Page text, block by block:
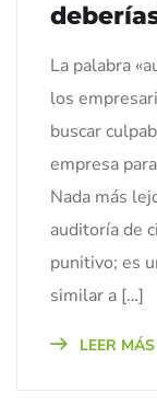
La palabra
los
buscar
empresa
Nada más
auditoría de
punitivo; es
similar a […]
LEER MÁS